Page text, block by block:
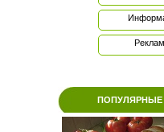
ПОПУЛЯРНЫЕ